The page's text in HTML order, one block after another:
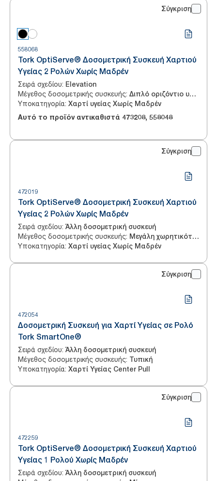
Σύγκριση
558068
Tork OptiServe® Δοσομετρική Συσκευή Χαρτιού
Υγείας 2 Ρολών Χωρίς Μαδρέν
Σειρά σχεδίου: Elevation
Μέγεθος δοσομετρικής συσκευής: Διπλό οριζόντιο υψηλής απόδοσης
Υποκατηγορία: Χαρτί υγείας Χωρίς Μαδρέν
Αυτό το προϊόν αντικαθιστά 473208, 558048
Σύγκριση
472019
Tork OptiServe® Δοσομετρική Συσκευή Χαρτιού
Υγείας 2 Ρολών Χωρίς Μαδρέν
Σειρά σχεδίου: Άλλη δοσομετρική συσκευή
Μέγεθος δοσομετρικής συσκευής: Μεγάλη χωρητικότητα
Υποκατηγορία: Χαρτί υγείας Χωρίς Μαδρέν
Σύγκριση
472054
Δοσομετρική Συσκευή για Χαρτί Υγείας σε Ρολό
Tork SmartOne®
Σειρά σχεδίου: Άλλη δοσομετρική συσκευή
Μέγεθος δοσομετρικής συσκευής: Τυπική
Υποκατηγορία: Χαρτί Υγείας Center Pull
Σύγκριση
472259
Tork OptiServe® Δοσομετρική Συσκευή Χαρτιού
Υγείας 1 Ρολού Χωρίς Μαδρέν
Σειρά σχεδίου: Άλλη δοσομετρική συσκευή